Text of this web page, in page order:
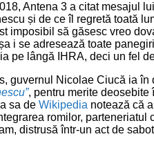
Antena 3 a citat mesajul
și de ce îl regretă toată
imposibil să găsesc vreo
i se adresează toate
pe lângă IHRA, deci un fel
guvernul Nicolae Ciucă ia în
, pentru merite
sa de Wikipedia notează că
romilor,
distrusă într-un act de